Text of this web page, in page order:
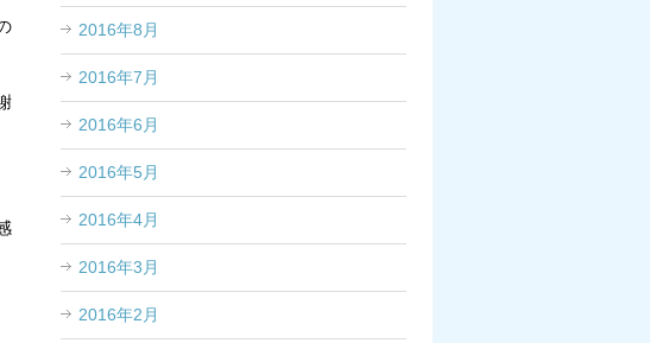
2016年8月
2016年7月
2016年6月
2016年5月
2016年4月
2016年3月
2016年2月